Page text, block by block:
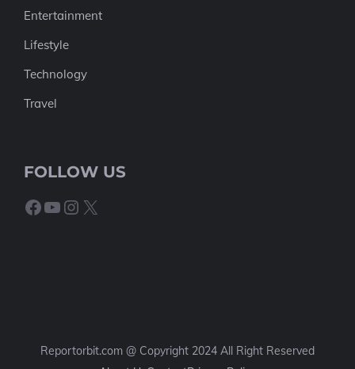
Entertainment
Lifestyle
Technology
Travel
FOLLOW US
Facebook
YouTube
Instagram
X
Reportorbit.com @ Copyright 2024 All Right Reserved